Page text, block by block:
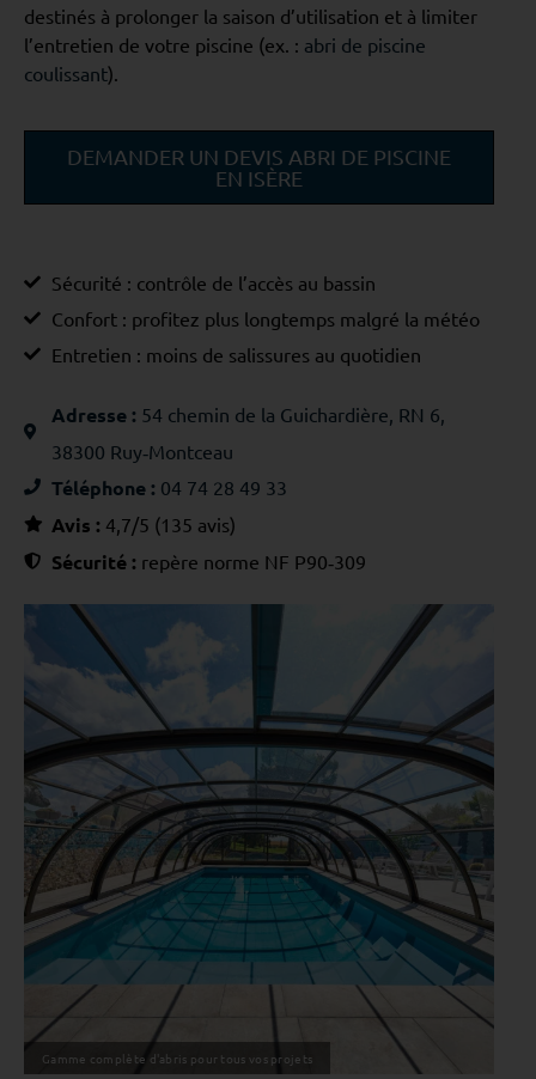
destinés à prolonger la saison d’utilisation et à limiter
l’entretien de votre piscine (ex. : abri de piscine
coulissant).
DEMANDER UN DEVIS ABRI DE PISCINE
EN ISÈRE
Sécurité : contrôle de l’accès au bassin
Confort : profitez plus longtemps malgré la météo
Entretien : moins de salissures au quotidien
Adresse : 54 chemin de la Guichardière, RN 6,
38300 Ruy‑Montceau
Téléphone : 04 74 28 49 33
Avis : 4,7/5 (135 avis)
Sécurité : repère norme NF P90‑309
Gamme complète d'abris pour tous vos projets